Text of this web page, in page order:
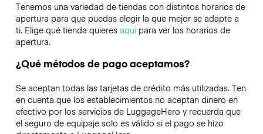
Tenemos una variedad de tiendas con distintos horarios de
apertura para que puedas elegir la que mejor se adapte a
ti. Elige qué tienda quieres aquípara ver los horarios de
apertura.
¿Qué métodos de pago aceptamos?
Se aceptan todas las tarjetas de crédito más utilizadas. Ten
en cuenta que los establecimientos no aceptan dinero en
efectivo por los servicios de LuggageHero y recuerda que
el seguro de equipaje solo es válido si el pago se hizo